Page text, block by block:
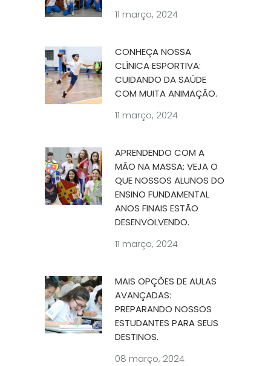
11 março, 2024
CONHEÇA NOSSA
CLÍNICA ESPORTIVA:
CUIDANDO DA SAÚDE
COM MUITA ANIMAÇÃO.
11 março, 2024
APRENDENDO COM A
MÃO NA MASSA: VEJA O
QUE NOSSOS ALUNOS DO
ENSINO FUNDAMENTAL
ANOS FINAIS ESTÃO
DESENVOLVENDO.
11 março, 2024
MAIS OPÇÕES DE AULAS
AVANÇADAS:
PREPARANDO NOSSOS
ESTUDANTES PARA SEUS
DESTINOS.
08 março, 2024